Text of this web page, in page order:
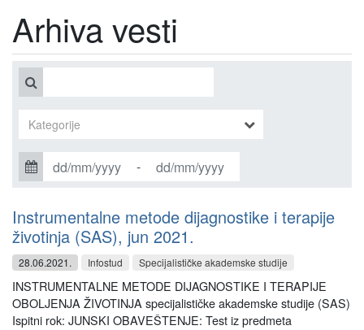
Arhiva vesti
-
Instrumentalne metode dijagnostike i terapije
životinja (SAS), jun 2021.
28.06.2021. Infostud Specijalističke akademske studije
INSTRUMENTALNE METODE DIJAGNOSTIKE I TERAPIJE
OBOLJENJA ŽIVOTINJA specijalističke akademske studije (SAS)
Ispitni rok: JUNSKI OBAVEŠTENJE: Test iz predmeta